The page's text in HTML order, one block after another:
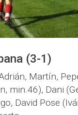
(3-1)
Martín,
min.46), Dani
David Pose